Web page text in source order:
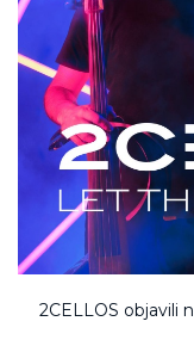
2CELLOS objavili